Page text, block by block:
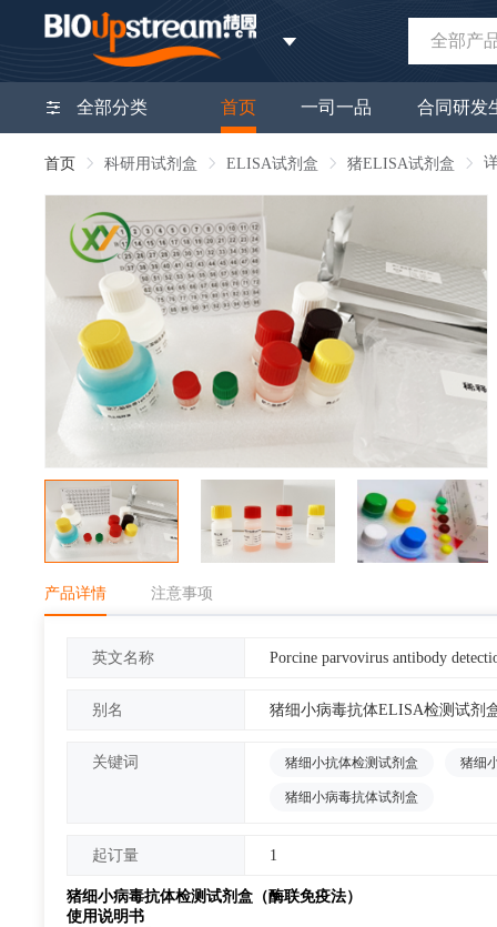
全部产
全部分类 首页 一司一品 合同研发
首页 科研用试剂盒 ELISA试剂盒 猪ELISA试剂盒
产品详情 注意事项
英文名称 Porcine parvovirus antibody
别名 猪细小病毒抗体ELISA检测试剂
关键词 猪细小抗体检测试剂盒 猪细
猪细小病毒抗体试剂盒
起订量 1
猪细小病毒抗体检测试剂盒（酶联免疫法）
使用说明书